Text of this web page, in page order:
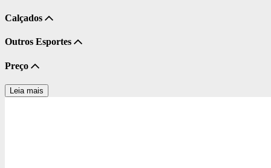
Calçados
Outros Esportes
Preço
Leia mais